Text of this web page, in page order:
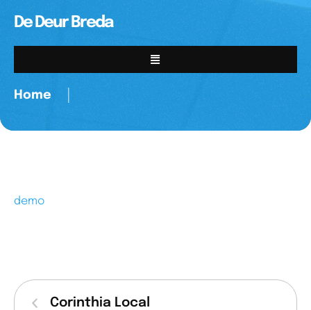
De Deur Breda
Home
demo
Corinthia Local